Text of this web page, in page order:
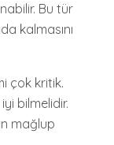
Bu tür
kalmasını
çok kritik.
bilmelidir.
mağlup